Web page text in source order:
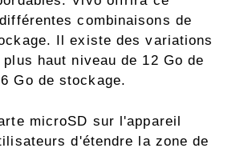
combinaisons de
Il existe des variations
haut niveau de 12 Go de
Go de stockage.
microSD sur l'appareil
d'étendre la zone de